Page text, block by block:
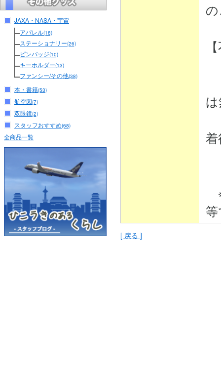
JAXA・NASA・宇宙
アパレル(18)
ステーショナリー(26)
ピンバッジ(10)
キーホルダー(13)
ファンシー/その他(38)
本・書籍(53)
航空図(7)
双眼鏡(2)
スタッフおすすめ(68)
全商品一覧
[ 戻る ]